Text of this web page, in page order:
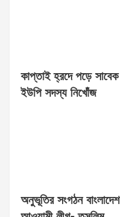
কাপ্তাই হ্রদে পড়ে সাবেক
ইউপি সদস্য নিখোঁজ
অনুভূতির সংগঠন বাংলাদেশ